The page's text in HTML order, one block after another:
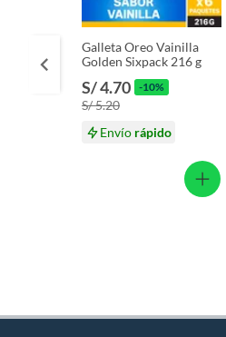
Galleta Oreo Vainilla
Golden Sixpack 216 g
S/ 4.70 -10%
S/ 5.20
Envío rápido